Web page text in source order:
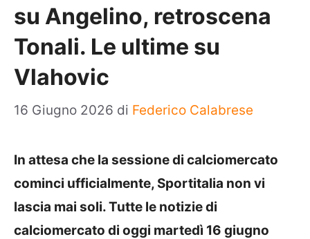
su Angelino, retroscena
Tonali. Le ultime su
Vlahovic
16 Giugno 2026 di Federico Calabrese
In attesa che la sessione di calciomercato
cominci ufficialmente, Sportitalia non vi
lascia mai soli. Tutte le notizie di
calciomercato di oggi martedì 16 giugno